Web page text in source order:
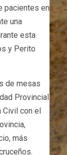
pacientes en
una
esta
y Perito
de mesas
Provincial
Civil con el
más